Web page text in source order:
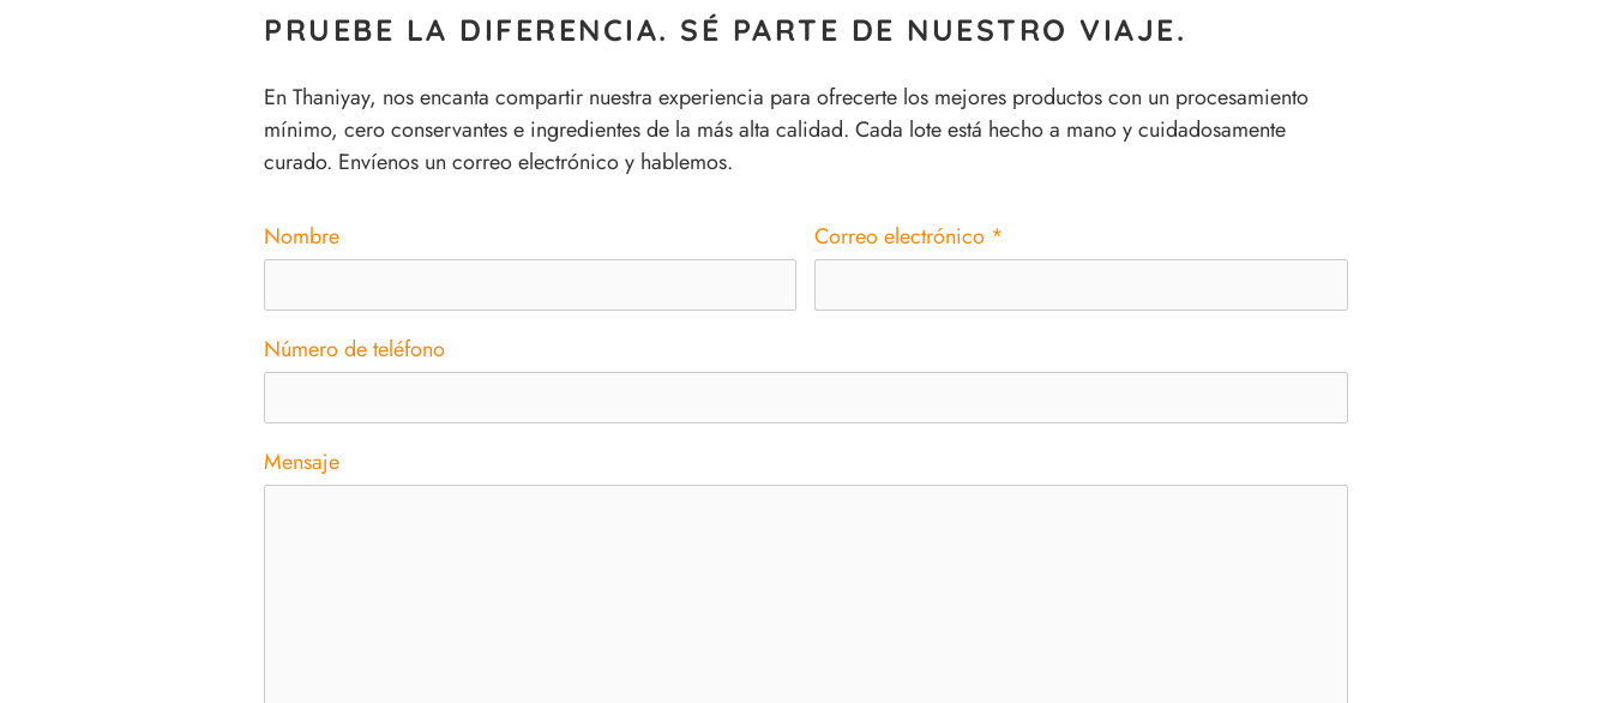
PRUEBE LA DIFERENCIA. SÉ PARTE DE NUESTRO VIAJE.
En Thaniyay, nos encanta compartir nuestra experiencia para ofrecerte los mejores productos con un procesamiento
mínimo, cero conservantes e ingredientes de la más alta calidad. Cada lote está hecho a mano y cuidadosamente
curado. Envíenos un correo electrónico y hablemos.
Nombre Correo electrónico *
Número de teléfono
Mensaje